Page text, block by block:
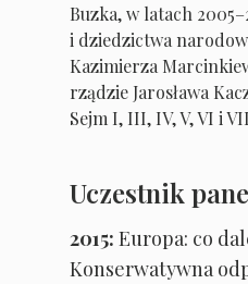
Buzka, w latach
i dziedzictwa
Kazimierza
rządzie Jarosława
Sejm I, III, IV, V, VI i
Uczestnik
2015: Europa: co
Konserwatywna